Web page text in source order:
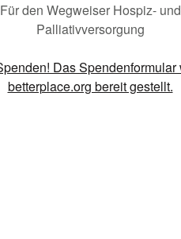
Für den Wegweiser Hospiz- und
Palliativversorgung